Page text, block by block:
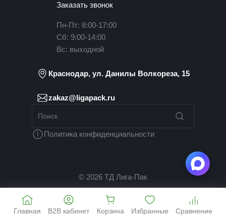
Заказать звонок
Пн-Пт: 8:00-17:00
Сб: 9:00-14:00
Вс: выходной
Краснодар, ул. Данилы Волкореза, 15
zakaz@ligapack.ru
Политика конфиденциальности
© 2026 ТД Лига-Пак
Главная B2B кабинет Корзина Избранные Сравнение